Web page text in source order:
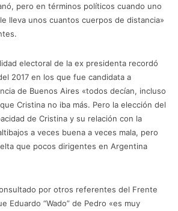
pero en términos políticos cuando uno
lleva unos cuantos cuerpos de distancia»
electoral de la ex presidenta recordó
2017 en los que fue candidata a
de Buenos Aires «todos decían, incluso
Cristina no iba más. Pero la elección del
de Cristina y su relación con la
a veces buena a veces mala, pero
que pocos dirigentes en Argentina
por otros referentes del Frente
Eduardo “Wado” de Pedro «es muy